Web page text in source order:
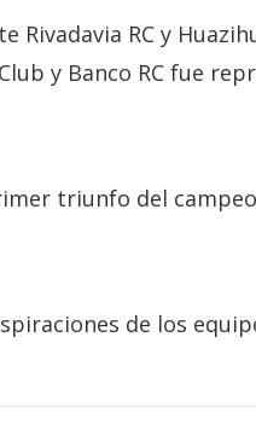
Rivadavia RC y
y Banco RC fue
triunfo del
de los